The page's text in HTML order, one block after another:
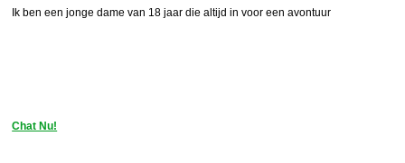
Ik ben een jonge dame van 18 jaar die altijd in voor een avontuur
Chat Nu!